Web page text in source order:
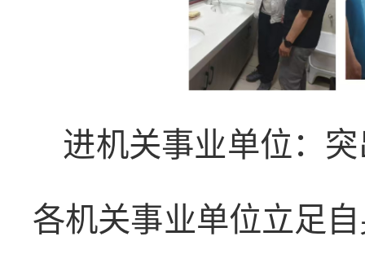
进机关事业单位：
各机关事业单位立足